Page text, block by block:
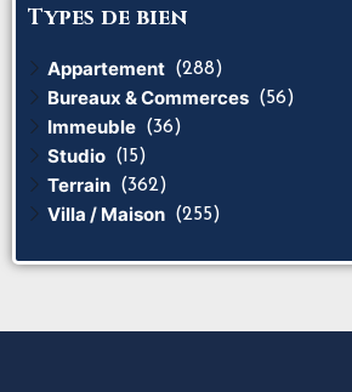
Types de bien
Appartement (288)
Bureaux & Commerces (56)
Immeuble (36)
Studio (15)
Terrain (362)
Villa / Maison (255)